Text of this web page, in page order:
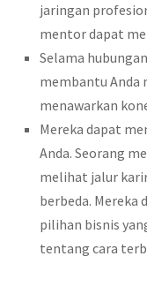
jaringan
mentor dapat
Selama
membantu Anda
menawarkan
Mereka dapat
Anda. Seorang
melihat jalur
berbeda. Mereka
pilihan bisnis
tentang cara